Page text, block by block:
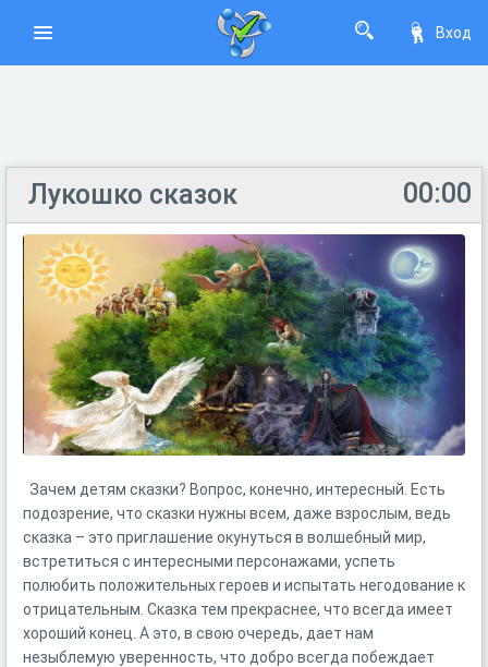
Вход
00:00
Лукошко сказок
Зачем детям сказки? Вопрос, конечно, интересный. Есть
подозрение, что сказки нужны всем, даже взрослым, ведь
сказка – это приглашение окунуться в волшебный мир,
встретиться с интересными персонажами, успеть
полюбить положительных героев и испытать негодование к
отрицательным. Сказка тем прекраснее, что всегда имеет
хороший конец. А это, в свою очередь, дает нам
незыблемую уверенность, что добро всегда побеждает